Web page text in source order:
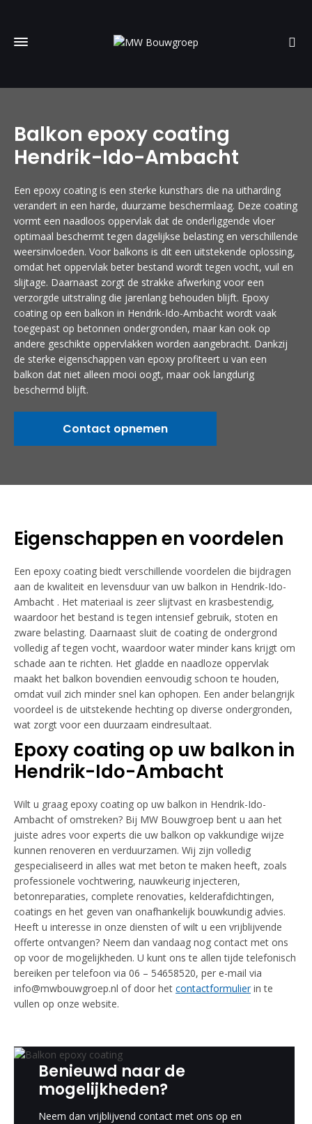
Balkon epoxy coating
Hendrik-Ido-Ambacht
Een epoxy coating is een sterke kunsthars die na uitharding
verandert in een harde, duurzame beschermlaag. Deze coating
vormt een naadloos oppervlak dat de onderliggende vloer
optimaal beschermt tegen dagelijkse belasting en verschillende
weersinvloeden. Voor balkons is dit een uitstekende oplossing,
omdat het oppervlak beter bestand wordt tegen vocht, vuil en
slijtage. Daarnaast zorgt de strakke afwerking voor een
verzorgde uitstraling die jarenlang behouden blijft. Epoxy
coating op een balkon in Hendrik-Ido-Ambacht wordt vaak
toegepast op betonnen ondergronden, maar kan ook op
andere geschikte oppervlakken worden aangebracht. Dankzij
de sterke eigenschappen van epoxy profiteert u van een
balkon dat niet alleen mooi oogt, maar ook langdurig
beschermd blijft.
Contact opnemen
Eigenschappen en voordelen
Een epoxy coating biedt verschillende voordelen die bijdragen
aan de kwaliteit en levensduur van uw balkon in Hendrik-Ido-
Ambacht . Het materiaal is zeer slijtvast en krasbestendig,
waardoor het bestand is tegen intensief gebruik, stoten en
zware belasting. Daarnaast sluit de coating de ondergrond
volledig af tegen vocht, waardoor water minder kans krijgt om
schade aan te richten. Het gladde en naadloze oppervlak
maakt het balkon bovendien eenvoudig schoon te houden,
omdat vuil zich minder snel kan ophopen. Een ander belangrijk
voordeel is de uitstekende hechting op diverse ondergronden,
wat zorgt voor een duurzaam eindresultaat.
Epoxy coating op uw balkon in
Hendrik-Ido-Ambacht
Wilt u graag epoxy coating op uw balkon in Hendrik-Ido-
Ambacht of omstreken? Bij MW Bouwgroep bent u aan het
juiste adres voor experts die uw balkon op vakkundige wijze
kunnen renoveren en verduurzamen. Wij zijn volledig
gespecialiseerd in alles wat met beton te maken heeft, zoals
professionele vochtwering, nauwkeurig injecteren,
betonreparaties, complete renovaties, kelderafdichtingen,
coatings en het geven van onafhankelijk bouwkundig advies.
Heeft u interesse in onze diensten of wilt u een vrijblijvende
offerte ontvangen? Neem dan vandaag nog contact met ons
op voor de mogelijkheden. U kunt ons te allen tijde telefonisch
bereiken per telefoon via 06 – 54658520, per e-mail via
info@mwbouwgroep.nl of door het contactformulierin te
vullen op onze website.
Benieuwd naar de
mogelijkheden?
Neem dan vrijblijvend contact met ons op en